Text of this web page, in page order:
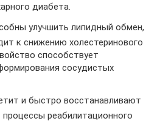
диабета.
улучшить липидный обмен,
к снижению холестеринового
способствует
сосудистых
и быстро восстанавливают
реабилитационного